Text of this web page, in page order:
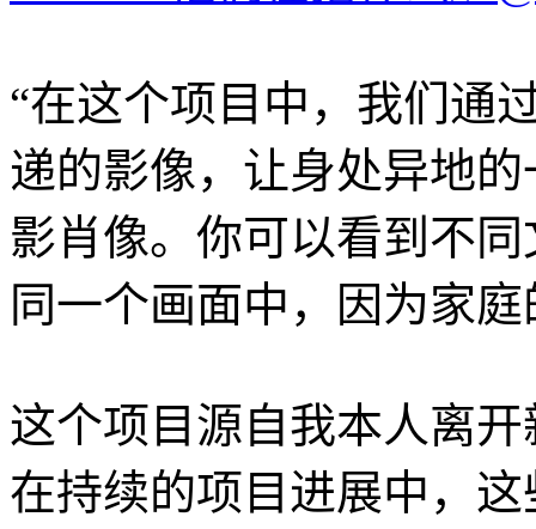
“在这个项目中，我们通
递的影像，让身处异地
影肖像。你可以看到不
同一个画面中，因为家
这个项目源自我本人离
在持续的项目进展中，